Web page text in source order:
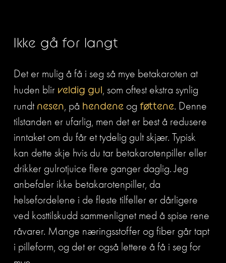
Ikke gå for langt
Det er mulig å få i seg så mye betakaroten at
huden blir veldig gul, som oftest ekstra synlig
rundt nesen, på hendene og føttene. Denne
tilstanden er ufarlig, men det er best å redusere
inntaket om du får et tydelig gult skjær. Typisk
kan dette skje hvis du tar betakarotenpiller eller
drikker gulrotjuice flere ganger daglig. Jeg
anbefaler ikke betakarotenpiller, da
helsefordelene i de fleste tilfeller er dårligere
ved kosttilskudd sammenlignet med å spise rene
råvarer. Mange næringsstoffer og fiber går tapt
i pilleform, og det er også lettere å få i seg for